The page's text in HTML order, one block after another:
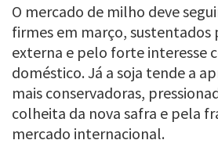
O mercado de milho deve
firmes em março, sustentados
externa e pelo forte interesse
doméstico. Já a soja tende a
mais conservadoras,
colheita da nova safra e pela
mercado internacional.